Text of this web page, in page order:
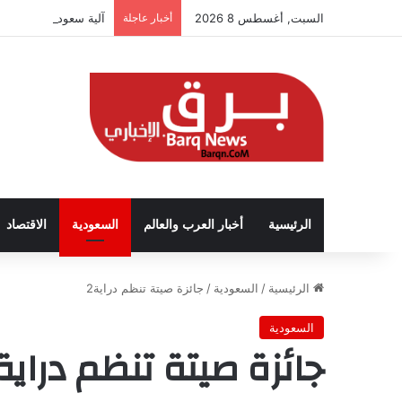
السبت, أغسطس 8 2026 أخبار عاجلة آلية سعودية تربط
الرئيسية أخبار العرب والعالم السعودية الاقتصاد
الرئيسية / السعودية / جائزة صيتة تنظم دراية2
السعودية
جائزة صيتة تنظم